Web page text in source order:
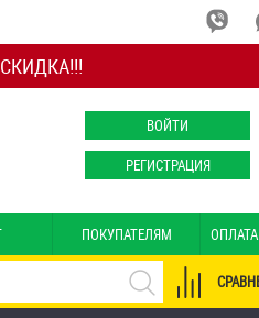
ВОЙТИ
РЕГИСТРАЦИЯ
ПОКУПАТЕЛЯМ